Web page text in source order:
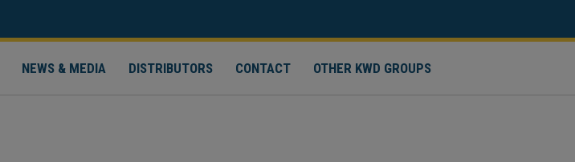
NEWS & MEDIA DISTRIBUTORS CONTACT OTHER KWD GROUPS